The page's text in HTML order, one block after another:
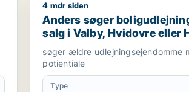
Anders søger
4 mdr siden
Anders søger
salg i Valby, Hvidovre eller
søger ældre udlejningsejendomme
potientiale
Type